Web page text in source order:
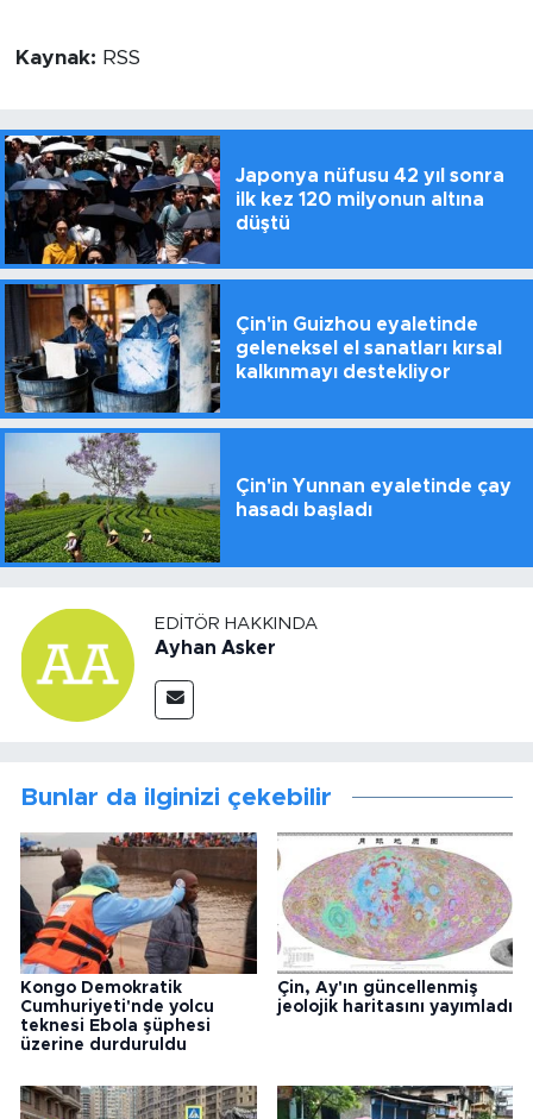
Kaynak: RSS
Japonya nüfusu 42 yıl sonra
ilk kez 120 milyonun altına
düştü
Çin'in Guizhou eyaletinde
geleneksel el sanatları kırsal
kalkınmayı destekliyor
Çin'in Yunnan eyaletinde çay
hasadı başladı
EDITÖR HAKKINDA
Ayhan Asker
Bunlar da ilginizi çekebilir
Kongo Demokratik
Cumhuriyeti'nde yolcu
teknesi Ebola şüphesi
üzerine durduruldu
Çin, Ay'ın güncellenmiş
jeolojik haritasını yayımladı